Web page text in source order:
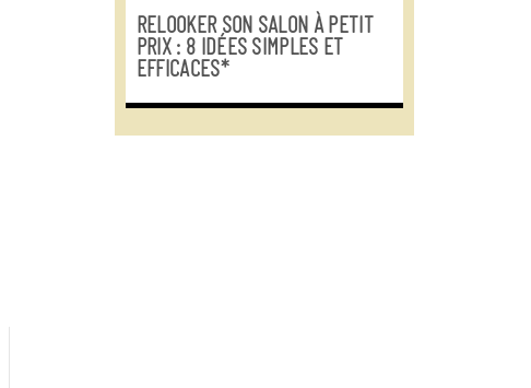
RELOOKER SON SALON À PETIT
PRIX : 8 IDÉES SIMPLES ET
EFFICACES*